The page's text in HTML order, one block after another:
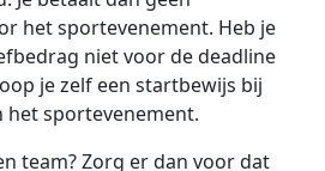
het sportevenement. Heb je
niet voor de deadline
je zelf een startbewijs bij
het sportevenement.
team? Zorg er dan voor dat